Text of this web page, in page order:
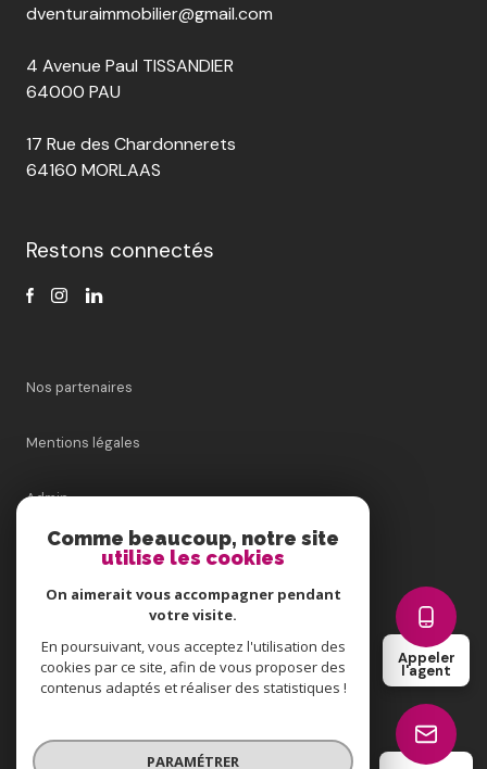
Appeler
l'agent
dventuraimmobilier@gmail.com
4 Avenue Paul TISSANDIER
64000 PAU
17 Rue des Chardonnerets
64160 MORLAAS
Restons connectés
Nos partenaires
Mentions légales
Admin
Nos honoraires
Cookies
© 2026 | Tous droits réservés
Comme beaucoup, notre site
utilise les cookies
On aimerait vous accompagner pendant
votre visite.
En poursuivant, vous acceptez l'utilisation des
cookies par ce site, afin de vous proposer des
contenus adaptés et réaliser des statistiques !
PARAMÉTRER